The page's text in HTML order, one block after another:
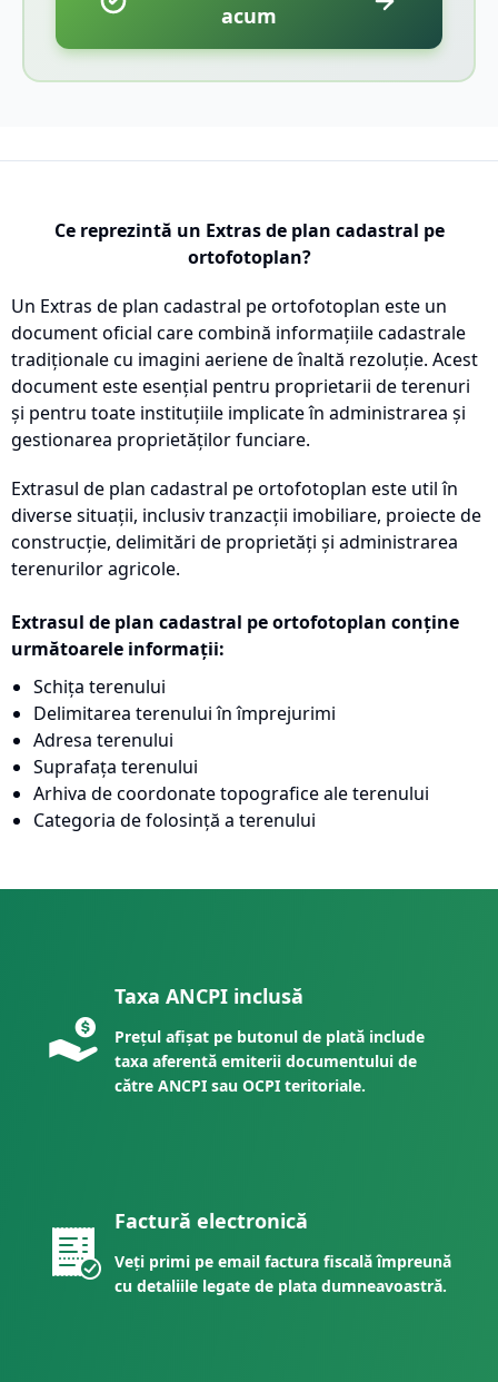
acum
Ce reprezintă un Extras de plan cadastral pe
ortofotoplan?
Un Extras de plan cadastral pe ortofotoplan este un
document oficial care combină informațiile cadastrale
tradiționale cu imagini aeriene de înaltă rezoluție. Acest
document este esențial pentru proprietarii de terenuri
și pentru toate instituțiile implicate în administrarea și
gestionarea proprietăților funciare.
Extrasul de plan cadastral pe ortofotoplan este util în
diverse situații, inclusiv tranzacții imobiliare, proiecte de
construcție, delimitări de proprietăți și administrarea
terenurilor agricole.
Extrasul de plan cadastral pe ortofotoplan conține
următoarele informații:
Schița terenului
Delimitarea terenului în împrejurimi
Adresa terenului
Suprafața terenului
Arhiva de coordonate topografice ale terenului
Categoria de folosință a terenului
Taxa ANCPI inclusă
Prețul afișat pe butonul de plată include
taxa aferentă emiterii documentului de
către ANCPI sau OCPI teritoriale.
Factură electronică
Veți primi pe email factura fiscală împreună
cu detaliile legate de plata dumneavoastră.